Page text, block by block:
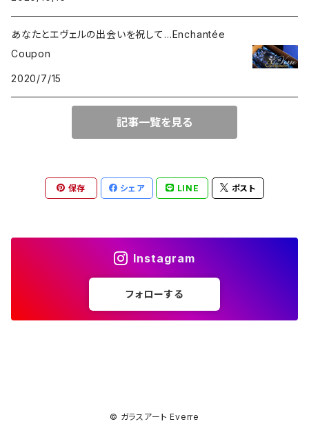
あなたとエヴェルの出会いを祝して…Enchantée
Coupon
2020/7/15
記事一覧を見る
保存 シェア LINE ポスト
Instagram
フォローする
© ガラスアート Everre